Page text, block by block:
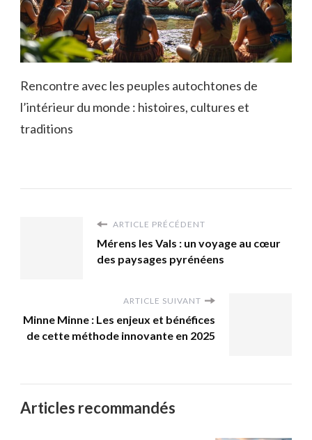
Rencontre avec les peuples autochtones de
l’intérieur du monde : histoires, cultures et
traditions
ARTICLE PRÉCÉDENT
Mérens les Vals : un voyage au cœur
des paysages pyrénéens
ARTICLE SUIVANT
Minne Minne : Les enjeux et bénéfices
de cette méthode innovante en 2025
Articles recommandés